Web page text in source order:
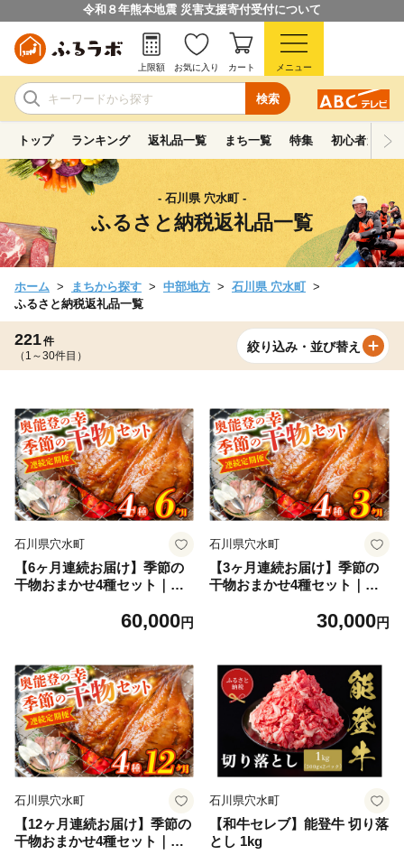
令和８年熊本地震 災害支援寄付受付について
検索
上限額 お気に入り カート メニュー
トップ ランキング 返礼品一覧 まち一覧 特集 初心者ガイド
- 石川県 穴水町 -
ふるさと納税返礼品一覧
ホーム まちから探す 中部地方
石川県 穴水町
ふるさと納税返礼品一覧
221件
（1～30件目）
絞り込み・並び替え
石川県穴水町
【6ヶ月連続お届け】季節の
干物おまかせ4種セット｜ひ
ふぐ いか 醤油干し 汐干し み
鰯 鯵 干物セット
60,000円
石川県穴水町
【3ヶ月連続お届け】季節の
干物おまかせ4種セット｜ひ
ふぐ いか 醤油干し 汐干し み
鰯 鯵 干物セット
30,000円
石川県穴水町
【12ヶ月連続お届け】季節の
干物おまかせ4種セット｜ひ
石川県穴水町
【和牛セレブ】能登牛 切り落
とし 1kg